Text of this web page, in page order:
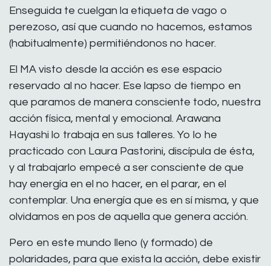
Enseguida te cuelgan la etiqueta de vago o
perezoso, así que cuando no hacemos, estamos
(habitualmente) permitiéndonos no hacer.
El MA visto desde la acción es ese espacio
reservado al no hacer. Ese lapso de tiempo en
que paramos de manera consciente todo, nuestra
acción física, mental y emocional. Arawana
Hayashi lo trabaja en sus talleres. Yo lo he
practicado con Laura Pastorini, discípula de ésta,
y al trabajarlo empecé a ser consciente de que
hay energía en el no hacer, en el parar, en el
contemplar. Una energía que es en sí misma, y que
olvidamos en pos de aquella que genera acción.
Pero en este mundo lleno (y formado) de
polaridades, para que exista la acción, debe existir